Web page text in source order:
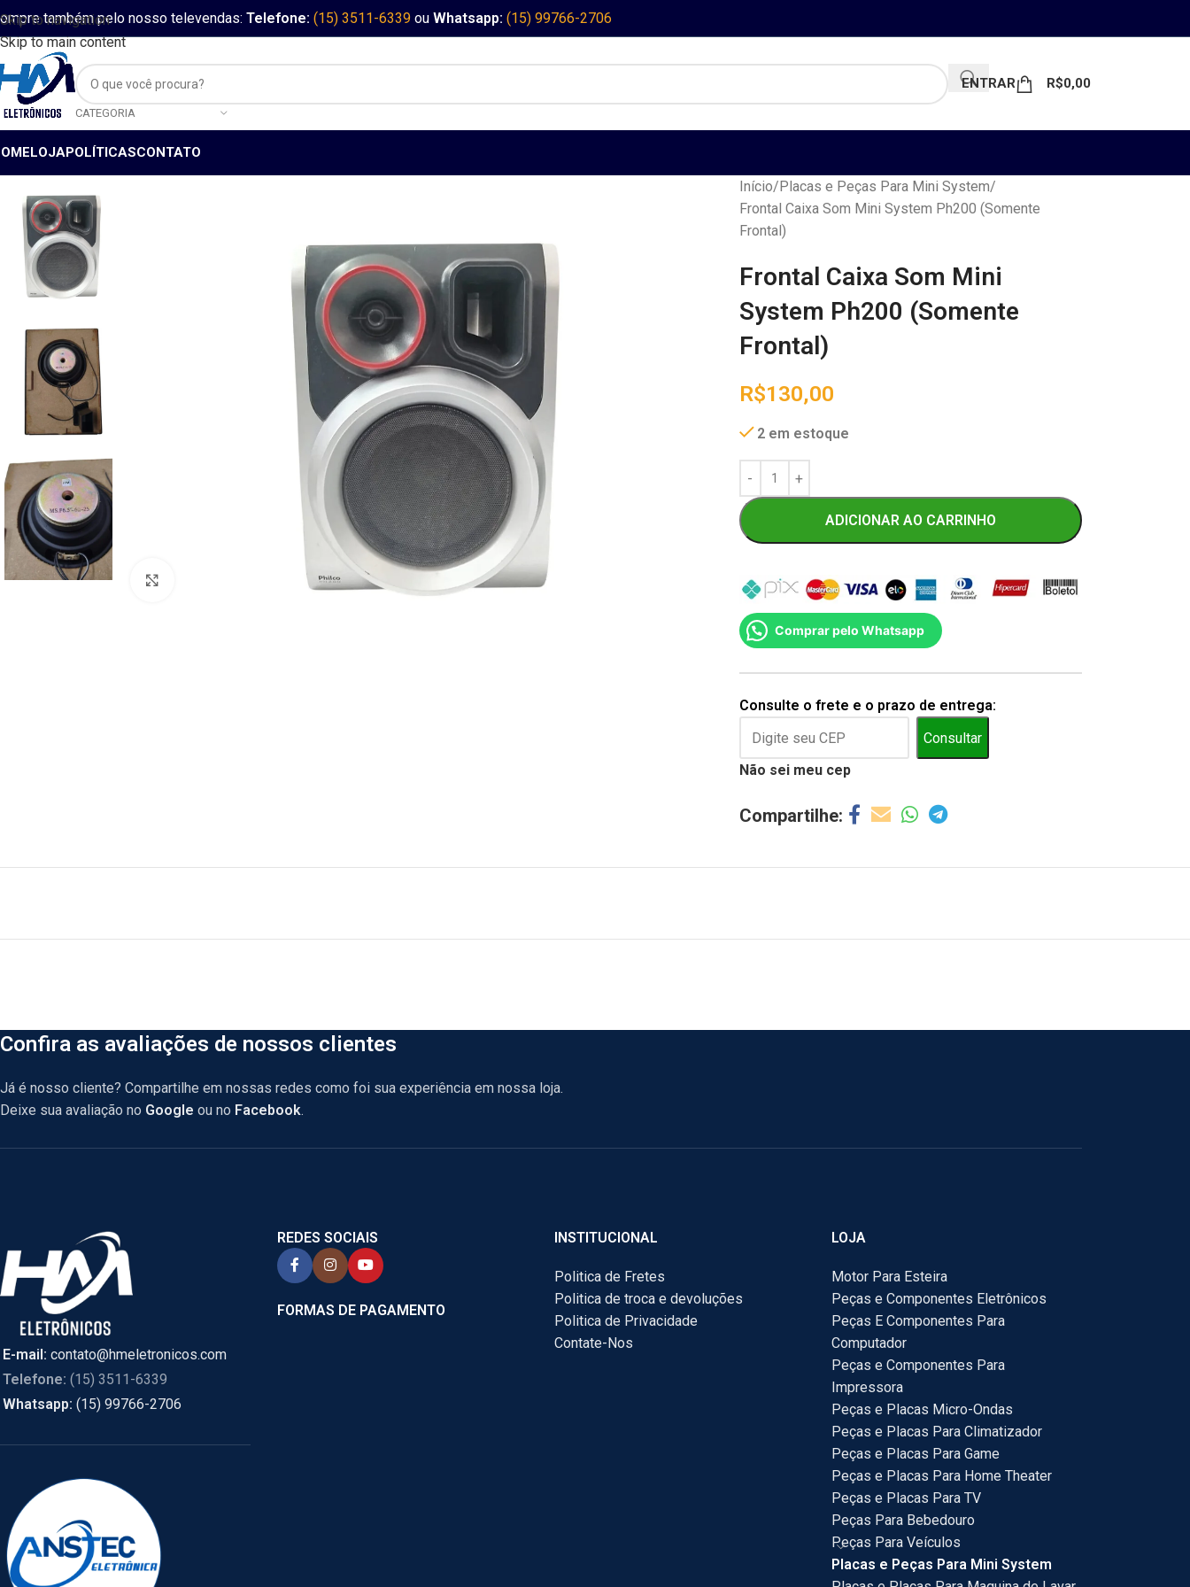
Skip to navigation
Skip to main content
também pelo nosso televendas: Telefone: (15) 3511-6339 ou Whatsapp: (15) 99766-2706
CATEGORIA
ENTRAR R$0,00
LOJAPOLÍTICASCONTATO
Início Placas e Peças Para Mini System
Frontal Caixa Som Mini System Ph200 (Somente
Frontal)
Frontal Caixa Som Mini
System Ph200 (Somente
Frontal)
R$130,00
2 em estoque
ADICIONAR AO CARRINHO
Comprar pelo Whatsapp
Consulte o frete e o prazo de entrega:
Consultar
Não sei meu cep
Confira as avaliações de nossos clientes
Já é nosso cliente? Compartilhe em nossas redes como foi sua experiência em nossa loja.
Deixe sua avaliação no Google ou no Facebook.
E-mail: contato@hmeletronicos.com
Telefone: (15) 3511-6339
Whatsapp: (15) 99766-2706
REDES SOCIAIS
FORMAS DE PAGAMENTO
INSTITUCIONAL
Politica de Fretes
Politica de troca e devoluções
Politica de Privacidade
Contate-Nos
LOJA
Motor Para Esteira
Peças e Componentes Eletrônicos
Peças E Componentes Para
Computador
Peças e Componentes Para
Impressora
Peças e Placas Micro-Ondas
Peças e Placas Para Climatizador
Peças e Placas Para Game
Peças e Placas Para Home Theater
Peças e Placas Para TV
Peças Para Bebedouro
Peças Para Veículos
Placas e Peças Para Mini System